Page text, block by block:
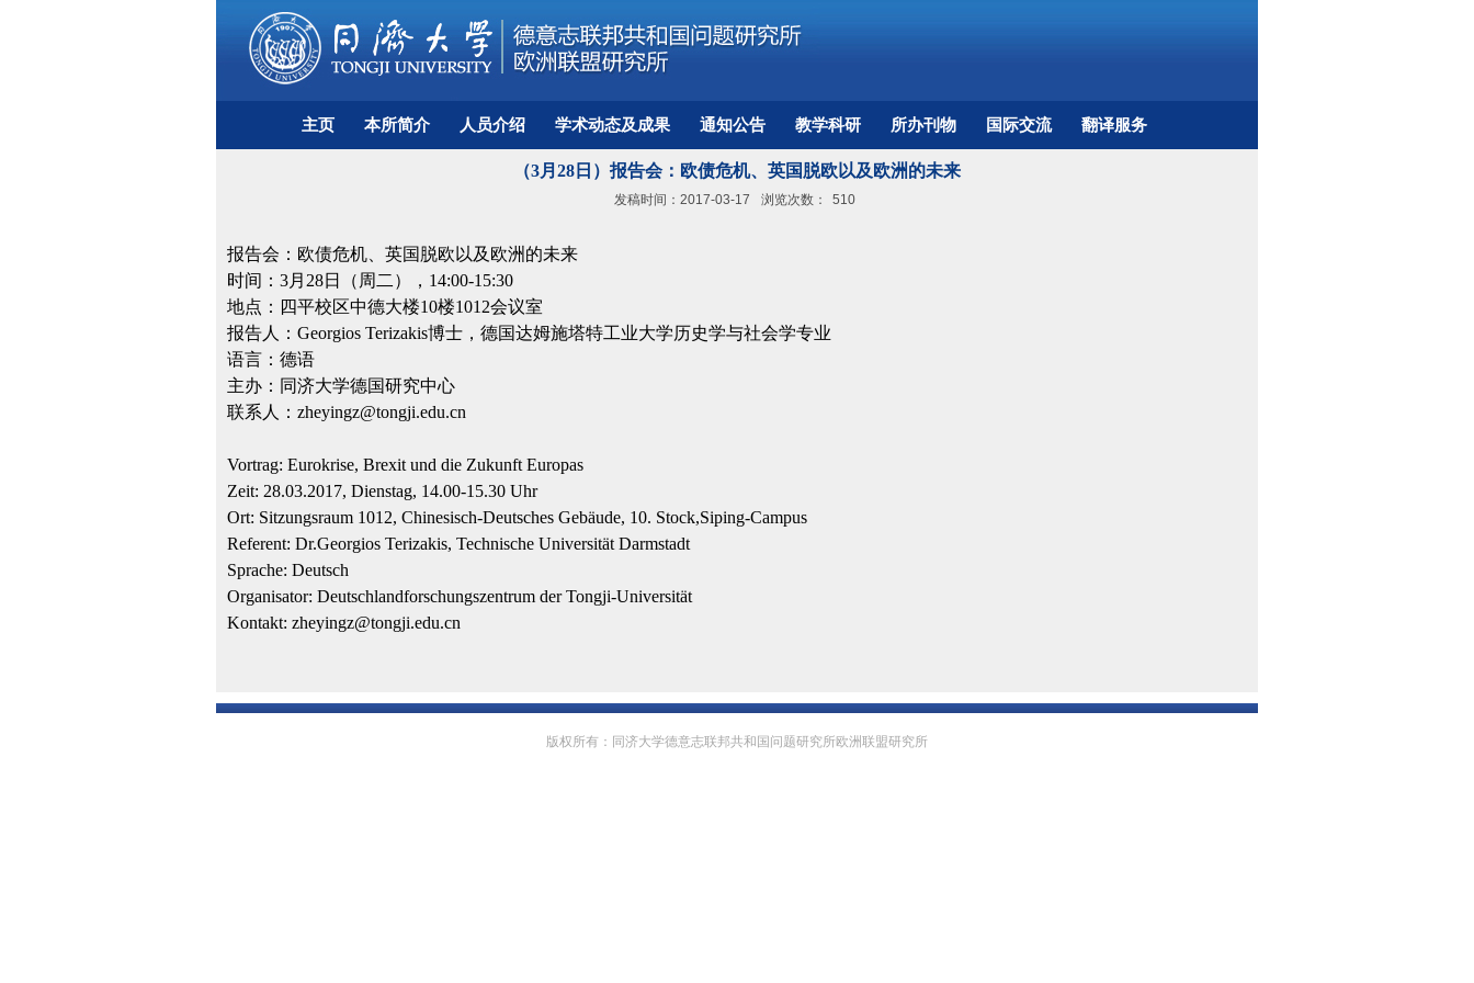
主页 本所简介 人员介绍 学术动态及成果 通知公告 教学科研 所办刊物 国际交流 翻译服务
（3月28日）报告会：欧债危机、英国脱欧以及欧洲的未来
发稿时间：2017-03-17 浏览次数： 510
报告会：欧债危机、英国脱欧以及欧洲的未来
时间： 3月 28日（周二）， 14:00-15:30
地点：四平校区中德大楼10楼1012会议室
报告人： Georgios Terizakis博士，德国达姆施塔特工业大学历史学与社会学专业
语言：德语
主办：同济大学德国研究中心
联系人： zheyingz@tongji.edu.cn
Vortrag: Eurokrise, Brexit und die Zukunft Europas
Zeit: 28.03.2017, Dienstag, 14.00-15.30 Uhr
Ort: Sitzungsraum 1012, Chinesisch-Deutsches Gebäude, 10. Stock,Siping-Campus
Referent: Dr.Georgios Terizakis, Technische Universität Darmstadt
Sprache: Deutsch
Organisator: Deutschlandforschungszentrum der Tongji-Universität
Kontakt: zheyingz@tongji.edu.cn
版权所有：同济大学德意志联邦共和国问题研究所欧洲联盟研究所